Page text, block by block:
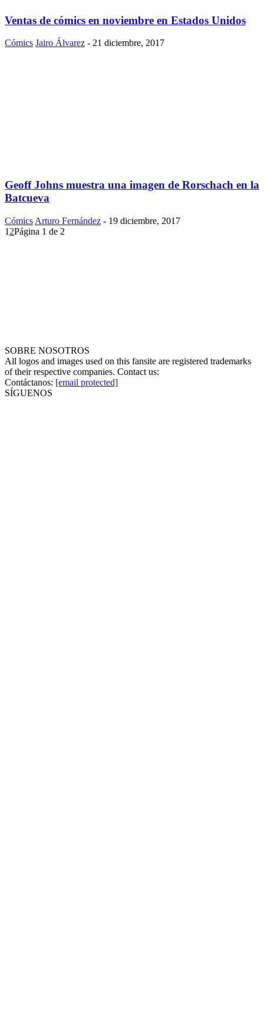
Ventas de cómics en noviembre en Estados Unidos
Cómics Jairo Álvarez - 21 diciembre, 2017
Geoff Johns muestra una imagen de Rorschach en la
Batcueva
Cómics Arturo Fernández - 19 diciembre, 2017
1 2Página 1 de 2
SOBRE NOSOTROS
All logos and images used on this fansite are registered trademarks
of their respective companies. Contact us:
Contáctanos: [email protected]
SÍGUENOS